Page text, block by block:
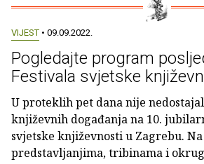
VIJEST • 09.09.2022.
Pogledajte program
Festivala svjetske
U proteklih pet dana nije
književnih događanja na 10.
svjetske književnosti u Zagrebu.
predstavljanjima, tribinama i